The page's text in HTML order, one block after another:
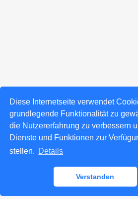
Diese Internetseite verwendet
grundlegende Funktionalität zu
die Nutzererfahrung zu verbessern
Dienste und Funktionen zur
stellen. Details
Verstanden